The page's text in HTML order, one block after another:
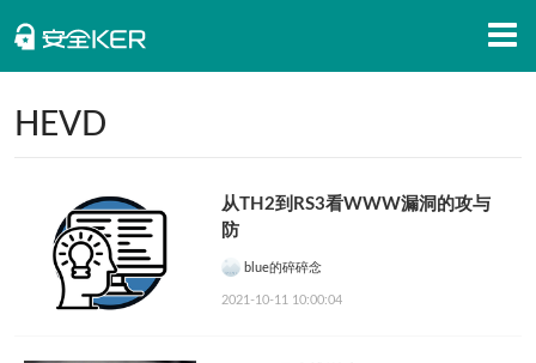
首页
安全资讯
招聘信息
安全活动
HEVD
从TH2到RS3看WWW漏洞的攻与
防
blue的碎碎念
2021-10-11 10:00:04